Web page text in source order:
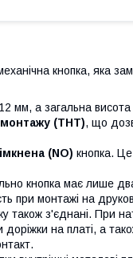
кнопка, яка
мм, а загальна
монтажу (THT), що
(NO) кнопка.
кнопка має лише
при монтажі на
також з'єднані. При
на платі, а